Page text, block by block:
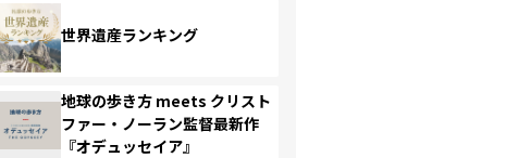
世界遺産ランキング
地球の歩き方 meets クリスト
ファー・ノーラン監督最新作
『オデュッセイア』